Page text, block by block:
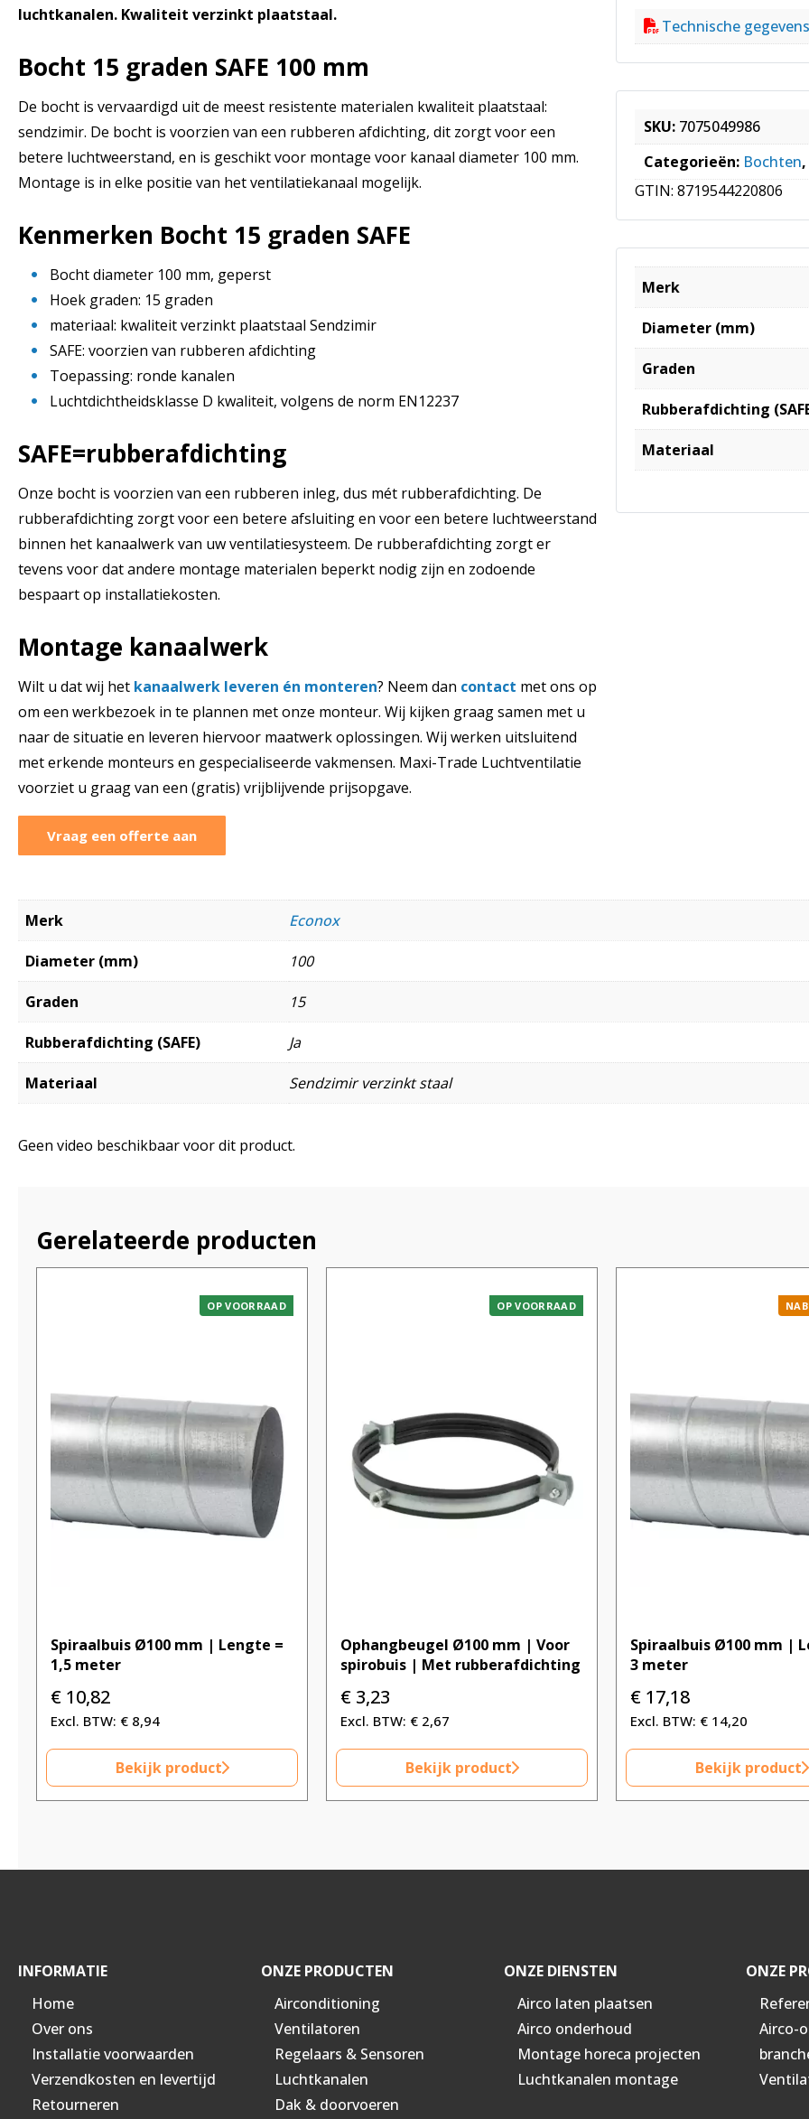
luchtkanalen. Kwaliteit verzinkt plaatstaal.
Bocht 15 graden SAFE 100 mm
De bocht is vervaardigd uit de meest resistente materialen kwaliteit plaatstaal:
sendzimir. De bocht is voorzien van een rubberen afdichting, dit zorgt voor een
betere luchtweerstand, en is geschikt voor montage voor kanaal diameter 100 mm.
Montage is in elke positie van het ventilatiekanaal mogelijk.
Kenmerken Bocht 15 graden SAFE
Bocht diameter 100 mm, geperst
Hoek graden: 15 graden
materiaal: kwaliteit verzinkt plaatstaal Sendzimir
SAFE: voorzien van rubberen afdichting
Toepassing: ronde kanalen
Luchtdichtheidsklasse D kwaliteit, volgens de norm EN12237
SAFE=rubberafdichting
Onze bocht is voorzien van een rubberen inleg, dus mét rubberafdichting. De
rubberafdichting zorgt voor een betere afsluiting en voor een betere luchtweerstand
binnen het kanaalwerk van uw ventilatiesysteem. De rubberafdichting zorgt er
tevens voor dat andere montage materialen beperkt nodig zijn en zodoende
bespaart op installatiekosten.
Montage kanaalwerk
Wilt u dat wij het kanaalwerk leveren én monteren? Neem dan contact met ons op
om een werkbezoek in te plannen met onze monteur. Wij kijken graag samen met u
naar de situatie en leveren hiervoor maatwerk oplossingen. Wij werken uitsluitend
met erkende monteurs en gespecialiseerde vakmensen. Maxi-Trade Luchtventilatie
voorziet u graag van een (gratis) vrijblijvende prijsopgave.
Vraag een offerte aan
Technische gegevens
SKU: 7075049986
Categorieën: Bochten,
GTIN: 8719544220806
Merk
Diameter (mm)
Graden
Rubberafdichting
Materiaal
Merk Econox
Diameter (mm) 100
Graden 15
Rubberafdichting (SAFE) Ja
Materiaal Sendzimir verzinkt staal
Geen video beschikbaar voor dit product.
Gerelateerde producten
OP VOORRAAD
Spiraalbuis Ø100 mm | Lengte =
1,5 meter
€ 10,82
€ 8,94
Bekijk product
OP VOORRAAD
Ophangbeugel Ø100 mm | Voor
spirobuis | Met rubberafdichting
€ 3,23
€ 2,67
Bekijk product
Spiraalbuis Ø100 mm |
3 meter
€ 17,18
€ 14,20
Bekijk product
INFORMATIE
Home
Over ons
Installatie voorwaarden
Verzendkosten en levertijd
Retourneren
ONZE PRODUCTEN
Airconditioning
Ventilatoren
Regelaars & Sensoren
Luchtkanalen
Dak & doorvoeren
ONZE DIENSTEN
Airco laten plaatsen
Airco onderhoud
Montage horeca projecten
Luchtkanalen montage
ONZE
Airco-